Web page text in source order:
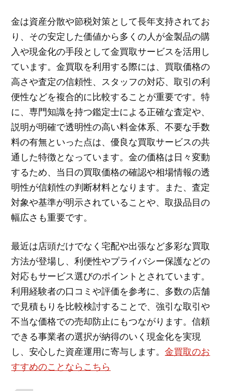
金は資産分散や節税対策として長年支持されてお
り、その安定した価値から多くの人が金製品の購
入や現金化の手段として金買取サービスを活用し
ています。金買取を利用する際には、買取価格の
高さや査定の信頼性、スタッフの対応、取引の利
便性などを複合的に比較することが重要です。特
に、専門知識を持つ鑑定士による正確な査定や、
説明が明確で透明性の高い料金体系、不要な手数
料の有無といった点は、優良な買取サービスの共
通した特徴となっています。金の価格は日々変動
するため、当日の買取価格の確認や相場情報の透
明性が信頼性の判断材料となります。また、査定
対象や基準が明示されていることや、取扱品目の
幅広さも重要です。
最近は店頭だけでなく宅配や出張など多彩な買取
方法が登場し、利便性やプライバシー保護などの
対応もサービス選びのポイントとされています。
利用経験者の口コミや評価を参考に、多数の店舗
で見積もりを比較検討することで、強引な取引や
不当な価格での売却防止にもつながります。信頼
できる事業者の選択が納得のいく現金化を実現
し、安心した資産運用に寄与します。金買取のお
すすめのことならこちら